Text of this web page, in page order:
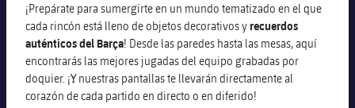
SUB12
SUB11 A
SUB11 B
SUB12 C
SUB11 C
Gameday Shows
Resultados
Junior
Cadete A
PLUSICON
MÁS
Primer Equipo
plusicon
más
Actualidad
Barça Atlètic
plusicon
más
¡Prepárate para sumergirte en un mundo tematizado en el que
cada rincón está lleno de objetos decorativos y recuerdos
auténticos del Barça! Desde las paredes hasta las mesas, aquí
encontrarás las mejores jugadas del equipo grabadas por
doquier. ¡Y nuestras pantallas te llevarán directamente al
corazón de cada partido en directo o en diferido!